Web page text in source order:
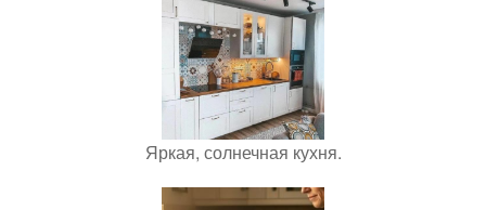
Яркая, солнечная кухня.